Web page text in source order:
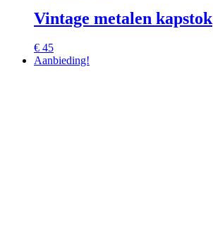
Vintage metalen kapstok
€ 45
Aanbieding!